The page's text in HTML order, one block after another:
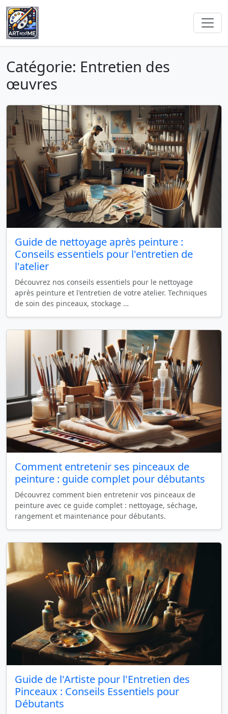
Catégorie: Entretien des
œuvres
Guide de nettoyage après peinture :
Conseils essentiels pour l'entretien de
l'atelier
Découvrez nos conseils essentiels pour le nettoyage
après peinture et l'entretien de votre atelier. Techniques
de soin des pinceaux, stockage …
Comment entretenir ses pinceaux de
peinture : guide complet pour débutants
Découvrez comment bien entretenir vos pinceaux de
peinture avec ce guide complet : nettoyage, séchage,
rangement et maintenance pour débutants.
Guide de l'Artiste pour l'Entretien des
Pinceaux : Conseils Essentiels pour
Débutants